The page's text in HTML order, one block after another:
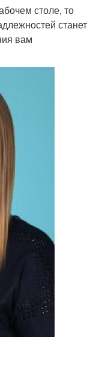
столе, то
станет
вам